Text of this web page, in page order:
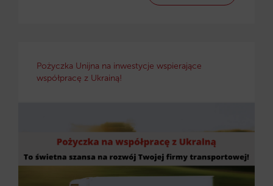
Pożyczka Unijna na inwestycje wspierające
współpracę z Ukrainą!